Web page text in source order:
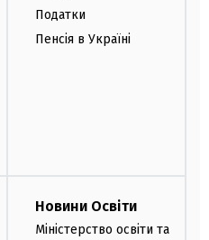
Податки
Пенсія в Україні
Новини Освіти
Міністерство освіти та